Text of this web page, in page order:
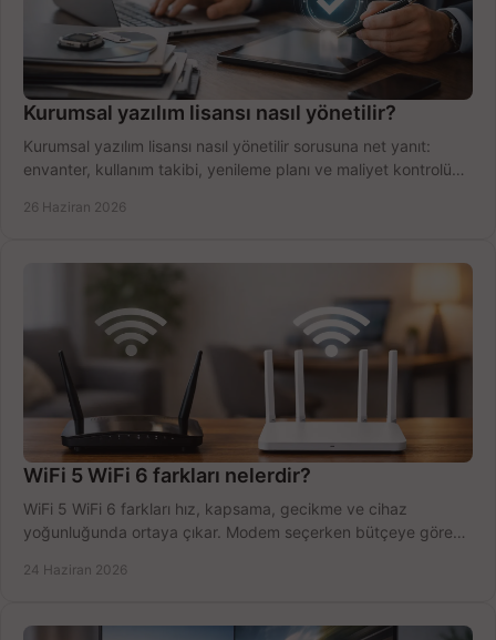
Kurumsal yazılım lisansı nasıl yönetilir?
Kurumsal yazılım lisansı nasıl yönetilir sorusuna net yanıt:
envanter, kullanım takibi, yenileme planı ve maliyet kontrolü
26 Haziran 2026
WiFi 5 WiFi 6 farkları nelerdir?
WiFi 5 WiFi 6 farkları hız, kapsama, gecikme ve cihaz
yoğunluğunda ortaya çıkar. Modem seçerken bütçeye göre
24 Haziran 2026